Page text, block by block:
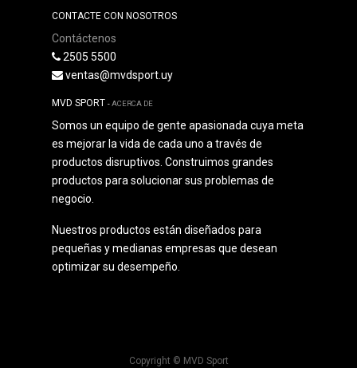
CONTACTE CON NOSOTROS
Contáctenos
2505 5500
ventas@mvdsport.uy
MVD SPORT -ACERCA DE
Somos un equipo de gente apasionada cuya meta
es mejorar la vida de cada uno a través de
productos disruptivos. Construimos grandes
productos para solucionar sus problemas de
negocio.
Nuestros productos están diseñados para
pequeñas y medianas empresas que desean
optimizar su desempeño.
Copyright © MVD Sport